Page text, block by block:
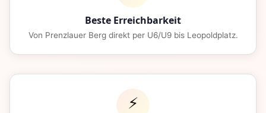
Beste Erreichbarkeit
Von Prenzlauer Berg direkt per U6/U9 bis Leopoldplatz.
⚡